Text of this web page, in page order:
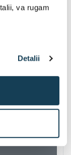
va rugam
Detalii